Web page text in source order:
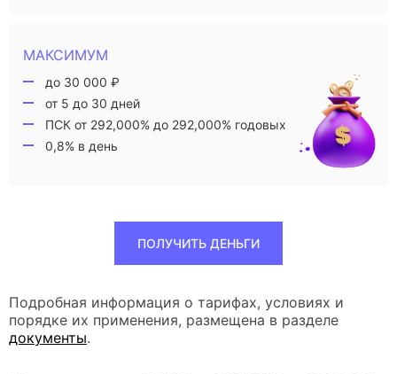
МАКСИМУМ
до 30 000 ₽
от 5 до 30 дней
ПСК от 292,000% до 292,000% годовых
0,8% в день
ПОЛУЧИТЬ ДЕНЬГИ
Подробная информация о тарифах, условиях и
порядке их применения, размещена в разделе
документы.